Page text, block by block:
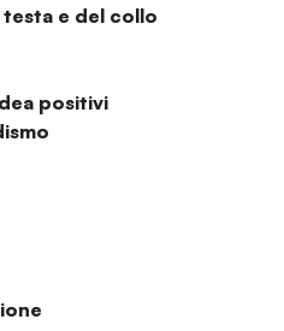
e del collo
positivi